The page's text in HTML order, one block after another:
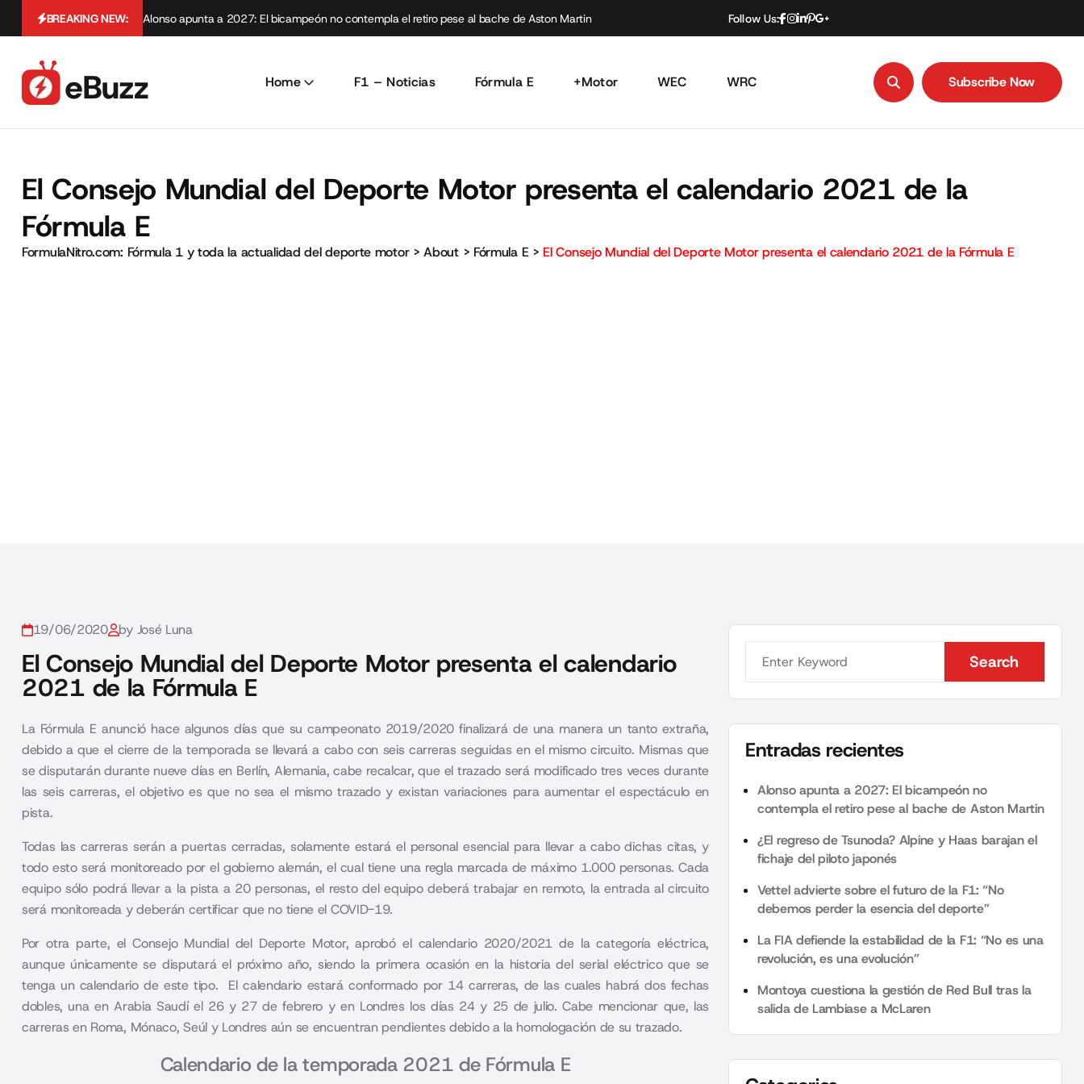
BREAKING NEW: Alonso apunta a 2027: El bicampeón no contempla el retiro pese al bache de Aston Martin Follow Us:
Home F1 – Noticias Fórmula E +Motor WEC WRC Subscribe Now
El Consejo Mundial del Deporte Motor presenta el calendario 2021 de la
Fórmula E
FormulaNitro.com: Fórmula 1 y toda la actualidad del deporte motor>About> Fórmula E >El Consejo Mundial del Deporte Motor presenta el calendario 2021 de la Fórmula E
19/06/2020 by José Luna
El Consejo Mundial del Deporte Motor presenta el calendario
2021 de la Fórmula E
La Fórmula E anunció hace algunos días que su campeonato 2019/2020 finalizará de una manera un tanto extraña,
debido a que el cierre de la temporada se llevará a cabo con seis carreras seguidas en el mismo circuito. Mismas que
se disputarán durante nueve días en Berlín, Alemania, cabe recalcar, que el trazado será modificado tres veces durante
las seis carreras, el objetivo es que no sea el mismo trazado y existan variaciones para aumentar el espectáculo en
pista.
Todas las carreras serán a puertas cerradas, solamente estará el personal esencial para llevar a cabo dichas citas, y
todo esto será monitoreado por el gobierno alemán, el cual tiene una regla marcada de máximo 1.000 personas. Cada
equipo sólo podrá llevar a la pista a 20 personas, el resto del equipo deberá trabajar en remoto, la entrada al circuito
será monitoreada y deberán certificar que no tiene el COVID-19.
Por otra parte, el Consejo Mundial del Deporte Motor, aprobó el calendario 2020/2021 de la categoría eléctrica,
aunque únicamente se disputará el próximo año, siendo la primera ocasión en la historia del serial eléctrico que se
tenga un calendario de este tipo. El calendario estará conformado por 14 carreras, de las cuales habrá dos fechas
dobles, una en Arabia Saudí el 26 y 27 de febrero y en Londres los días 24 y 25 de julio. Cabe mencionar que, las
carreras en Roma, Mónaco, Seúl y Londres aún se encuentran pendientes debido a la homologación de su trazado.
Calendario de la temporada 2021 de Fórmula E
Search
Search
Entradas recientes
Alonso apunta a 2027: El bicampeón no
contempla el retiro pese al bache de Aston Martin
¿El regreso de Tsunoda? Alpine y Haas barajan el
fichaje del piloto japonés
Vettel advierte sobre el futuro de la F1: “No
debemos perder la esencia del deporte”
La FIA defiende la estabilidad de la F1: “No es una
revolución, es una evolución”
Montoya cuestiona la gestión de Red Bull tras la
salida de Lambiase a McLaren